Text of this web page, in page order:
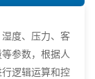
度、压力、客
参数，根据人
逻辑运算和控